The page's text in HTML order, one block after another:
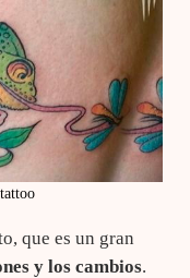
que es un gran
y los cambios.